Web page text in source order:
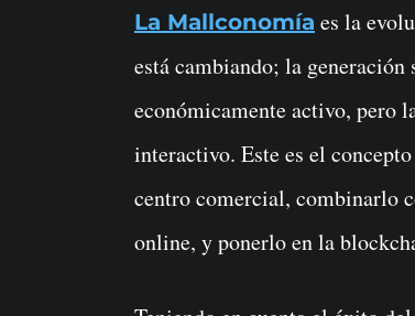
La Mallconomía es la
está cambiando; la generación
económicamente activo, pero
interactivo. Este es el
centro comercial, combinarlo
online, y ponerlo en la